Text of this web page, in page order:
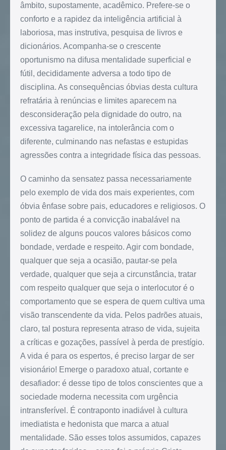
âmbito, supostamente, acadêmico. Prefere-se o
conforto e a rapidez da inteligência artificial à
laboriosa, mas instrutiva, pesquisa de livros e
dicionários. Acompanha-se o crescente
oportunismo na difusa mentalidade superficial e
fútil, decididamente adversa a todo tipo de
disciplina. As consequências óbvias desta cultura
refratária à renúncias e limites aparecem na
desconsideração pela dignidade do outro, na
excessiva tagarelice, na intolerância com o
diferente, culminando nas nefastas e estupidas
agressões contra a integridade física das pessoas.
O caminho da sensatez passa necessariamente
pelo exemplo de vida dos mais experientes, com
óbvia ênfase sobre pais, educadores e religiosos. O
ponto de partida é a convicção inabalável na
solidez de alguns poucos valores básicos como
bondade, verdade e respeito. Agir com bondade,
qualquer que seja a ocasião, pautar-se pela
verdade, qualquer que seja a circunstância, tratar
com respeito qualquer que seja o interlocutor é o
comportamento que se espera de quem cultiva uma
visão transcendente da vida. Pelos padrões atuais,
claro, tal postura representa atraso de vida, sujeita
a críticas e gozações, passível à perda de prestígio.
A vida é para os espertos, é preciso largar de ser
visionário! Emerge o paradoxo atual, cortante e
desafiador: é desse tipo de tolos conscientes que a
sociedade moderna necessita com urgência
intransferível. É contraponto inadiável à cultura
imediatista e hedonista que marca a atual
mentalidade. São esses tolos assumidos, capazes